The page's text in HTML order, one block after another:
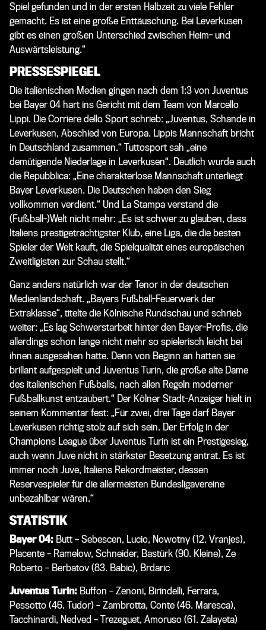
Spiel gefunden und in der ersten Halbzeit zu viele Fehler
gemacht. Es ist eine große Enttäuschung. Bei Leverkusen
gibt es einen großen Unterschied zwischen Heim- und
Auswärtsleistung.“
PRESSESPIEGEL
Die italienischen Medien gingen nach dem 1:3 von Juventus
bei Bayer 04 hart ins Gericht mit dem Team von Marcello
Lippi. Die Corriere dello Sport schrieb: „Juventus, Schande in
Leverkusen, Abschied von Europa. Lippis Mannschaft bricht
in Deutschland zusammen.“ Tuttosport sah „eine
demütigende Niederlage in Leverkusen“. Deutlich wurde auch
die Repubblica: „Eine charakterlose Mannschaft unterliegt
Bayer Leverkusen. Die Deutschen haben den Sieg
vollkommen verdient.“ Und La Stampa verstand die
(Fußball-)Welt nicht mehr: „Es ist schwer zu glauben, dass
Italiens prestigeträchtigster Klub, eine Liga, die die besten
Spieler der Welt kauft, die Spielqualität eines europäischen
Zweitligisten zur Schau stellt.“
Ganz anders natürlich war der Tenor in der deutschen
Medienlandschaft. „Bayers Fußball-Feuerwerk der
Extraklasse“, titelte die Kölnische Rundschau und schrieb
weiter: „Es lag Schwerstarbeit hinter den Bayer-Profis, die
allerdings schon lange nicht mehr so spielerisch leicht bei
ihnen ausgesehen hatte. Denn von Beginn an hatten sie
brillant aufgespielt und Juventus Turin, die große alte Dame
des italienischen Fußballs, nach allen Regeln moderner
Fußballkunst entzaubert.“ Der Kölner Stadt-Anzeigerhielt in
seinem Kommentar fest: „Für zwei, drei Tage darf Bayer
Leverkusen richtig stolz auf sich sein. Der Erfolg in der
Champions League über Juventus Turin ist ein Prestigesieg,
auch wenn Juve nicht in stärkster Besetzung antrat. Es ist
immer noch Juve, Italiens Rekordmeister, dessen
Reservespieler für die allermeisten Bundesligavereine
unbezahlbar wären.“
STATISTIK
Bayer 04: Butt – Sebescen, Lucio, Nowotny (12. Vranjes),
Placente – Ramelow, Schneider, Bastürk (90. Kleine), Ze
Roberto – Berbatov (83. Babic), Brdaric
Juventus Turin: Buffon – Zenoni, Birindelli, Ferrara,
Pessotto (46. Tudor) – Zambrotta, Conte (46. Maresca),
Tacchinardi, Nedved – Trezeguet, Amoruso (61. Zalayeta)